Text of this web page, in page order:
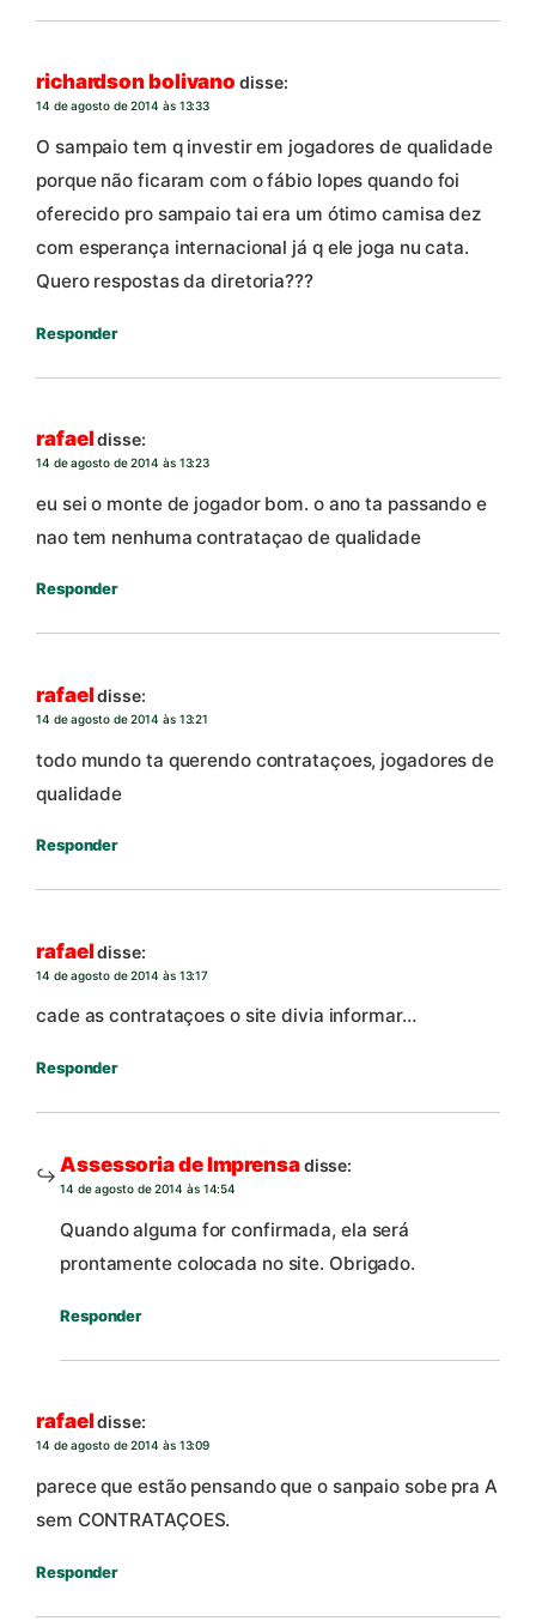
richardson bolivano disse:
14 de agosto de 2014 às 13:33
O sampaio tem q investir em jogadores de qualidade
porque não ficaram com o fábio lopes quando foi
oferecido pro sampaio tai era um ótimo camisa dez
com esperança internacional já q ele joga nu cata.
Quero respostas da diretoria???
Responder
rafaeldisse:
14 de agosto de 2014 às 13:23
eu sei o monte de jogador bom. o ano ta passando e
nao tem nenhuma contrataçao de qualidade
Responder
rafaeldisse:
14 de agosto de 2014 às 13:21
todo mundo ta querendo contrataçoes, jogadores de
qualidade
Responder
rafaeldisse:
14 de agosto de 2014 às 13:17
cade as contrataçoes o site divia informar…
Responder
Assessoria de Imprensadisse:
14 de agosto de 2014 às 14:54
Quando alguma for confirmada, ela será
prontamente colocada no site. Obrigado.
Responder
rafaeldisse:
14 de agosto de 2014 às 13:09
parece que estão pensando que o sanpaio sobe pra A
sem CONTRATAÇOES.
Responder